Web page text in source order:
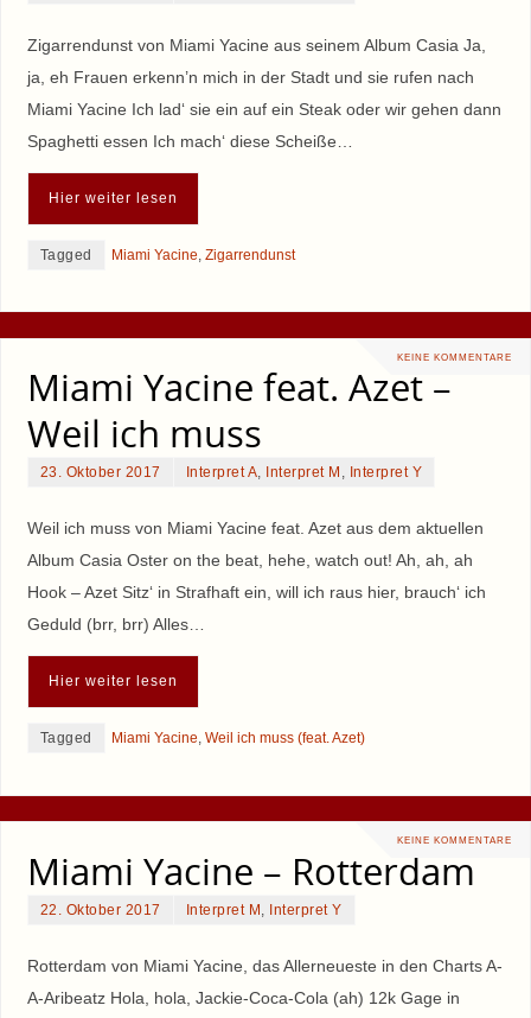
Zigarrendunst von Miami Yacine aus seinem Album Casia Ja,
ja, eh Frauen erkenn’n mich in der Stadt und sie rufen nach
Miami Yacine Ich lad‘ sie ein auf ein Steak oder wir gehen dann
Spaghetti essen Ich mach‘ diese Scheiße…
Hier weiter lesen
Tagged Miami Yacine Zigarrendunst
KEINE KOMMENTARE
Miami Yacine feat. Azet –
Weil ich muss
23. Oktober 2017 Interpret A, Interpret M , Interpret Y
Weil ich muss von Miami Yacine feat. Azet aus dem aktuellen
Album Casia Oster on the beat, hehe, watch out! Ah, ah, ah
Hook – Azet Sitz‘ in Strafhaft ein, will ich raus hier, brauch‘ ich
Geduld (brr, brr) Alles…
Hier weiter lesen
Tagged Miami Yacine, Weil ich muss (feat. Azet)
KEINE KOMMENTARE
Miami Yacine – Rotterdam
22. Oktober 2017 Interpret M Interpret Y
Rotterdam von Miami Yacine, das Allerneueste in den Charts A-
A-Aribeatz Hola, hola, Jackie-Coca-Cola (ah) 12k Gage in